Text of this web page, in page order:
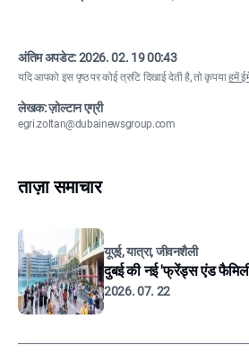
अंतिम अपडेट:2026. 02. 19 00:43
यदि आपको इस पृष्ठ पर कोई त्रुटि दिखाई देती है, तो कृपयाहमें
लेखक: ज़ोल्टान एग्री
egri.zoltan@dubainewsgroup.com
ताज़ा समाचार
यूएई, यात्रा, जीवनशैली
दुबई की नई 'फ्रेंड्स एंड
2026. 07. 22